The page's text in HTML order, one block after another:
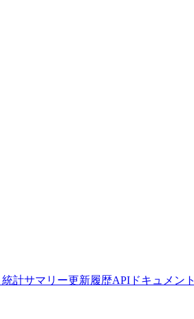
統計サマリー更新履歴APIドキュメント